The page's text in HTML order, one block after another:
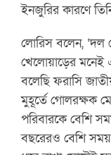
ইনজুরির কারণে
লোরিস বলেন, ‘দল
খেলোয়াড়ের
বলেছি ফরাসি
মুহূর্তে গোলরক্ষক
পরিবারকে বেশি
বছরেরও বেশি সময়